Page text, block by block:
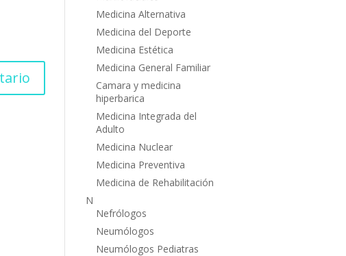
Medicina Alternativa
Medicina del Deporte
Medicina Estética
Medicina General Familiar
Camara y medicina
hiperbarica
Medicina Integrada del
Adulto
Medicina Nuclear
Medicina Preventiva
Medicina de Rehabilitación
N
Nefrólogos
Neumólogos
Neumólogos Pediatras